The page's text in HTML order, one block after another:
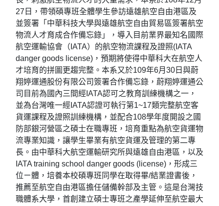
27日，帶領碩專班全體學生參訪遠雄航空自由港區及
並簽署「中華科技大學與遠雄航空自由貿易區簽署航空
物流人才育成合作備忘錄」，導入目前業界最知名國際
航空運輸協會（IATA）的航空物流課程及證照(IATA
danger goods license)，預期將使得中華科大在航空人
才培育的拼圖更趨完整。本系又於109年6月30日與蔚
翔婷運通股份有限公司簽署合作備忘錄，蔚翔婷運通公
司目前為國內三間經IATA認可之教育訓練機構之一，
並為台灣唯一經IATA認證可執行第1~17類完整航空客
貨運課程及證照訓練機構，並配合108學年度開設之國
防部銀河營區之碩士在職專班，培育重點為航空貨運物
流專業知識，讓學生畢業有航空貨運及管理的第二專
長。由中華科大航空運輸研究所與遠雄自由港區，以及
IATA training school danger goods (license)，形成三
位ㄧ體，培養本校碩專班同學在取得畢/結業證書後，
推薦至航空自由港區擔任儲備幹部及主管。這是台灣技
職體系大學，首創建立碩士專班之產學延伸至航空最大